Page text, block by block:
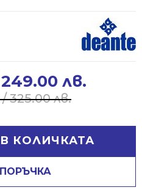
/ 325.00 лв.
лв.
КОЛИЧКАТА